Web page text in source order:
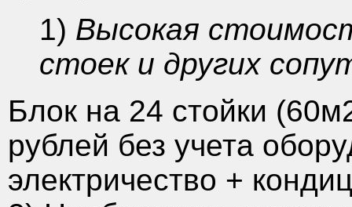
1) Высокая
стоек и других
Блок на 24 стойки
рублей без учета
электричество +